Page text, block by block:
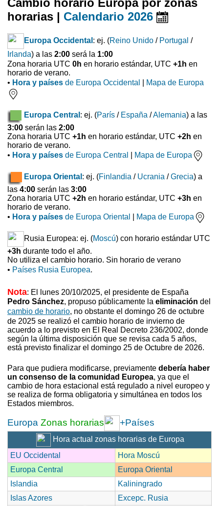
horarias | Calendario 2026
Europa Occidental : ej. (Reino Unido / Portugal /
Irlanda) a las 2:00 será la 1:00
Zona horaria UTC 0h en horario estándar, UTC +1h en
horario de verano.
• Hora y países de Europa Occidental Mapa de Europa
Europa Central : ej. (París / España /Alemania) a las
3:00 serán las 2:00
Zona horaria UTC +1h en horario estándar, UTC +2h en
horario de verano.
• Hora y países de Europa Central Mapa de Europa
Europa Oriental : ej. (Finlandia / Ucrania /Grecia) a
las 4:00 serán las 3:00
Zona horaria UTC +2h en horario estándar, UTC +3h en
horario de verano.
• Hora y países de Europa Oriental Mapa de Europa
Rusia Europea: ej. (Moscú) con horario estándar UTC
+3h durante todo el año.
No utiliza el cambio horario. Sin horario de verano
• Países Rusia Europea.
Nota: El lunes 20/10/2025, el presidente de España
Pedro Sánchez, propuso públicamente la eliminación del
cambio de horario, no obstante el domingo 26 de octubre
de 2025 se realizó el cambio horario de invierno de
acuerdo a lo previsto en El Real Decreto 236/2002, donde
según la última disposición que se revisa cada 5 años,
está previsto finalizar el domingo 25 de Octubre de 2026.
Para que pudiera modificarse, previamente debería haber
un consenso de la comunidad Europea, ya que el
cambio de hora estacional está regulado a nivel europeo y
se realiza de forma obligatoria y simultánea en todos los
Estados miembros.
Europa Zonas horarias +Países
Hora actual zonas horarias de Europa
EU Occidental
Hora Moscú
Europa Central
Europa Oriental
Islandia
Kaliningrado
Islas Azores
Excepc. Rusia